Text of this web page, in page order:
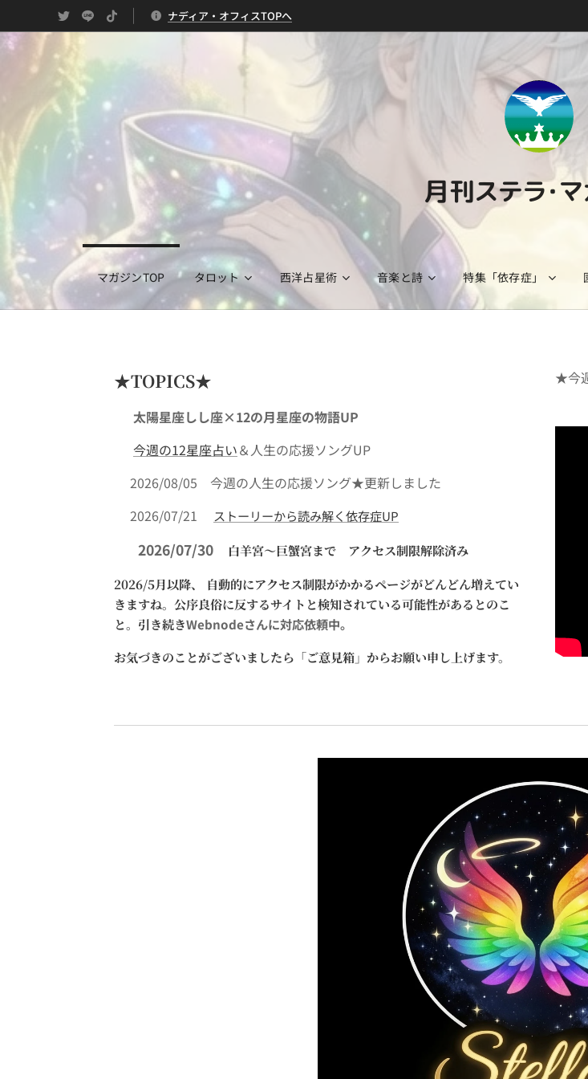
ナディア・オフィスTOPへ
月刊ステラ・
マガジンTOP タロット 西洋占星術 音楽と詩 特集「依存症」
★TOPICS★
🌟 太陽星座しし座×12の月星座の物語UP
今週の12星座占い＆人生の応援ソングUP
🎶2026/08/05 今週の人生の応援ソング★更新しました
📖2026/07/21
ストーリーから読み解く依存症UP
⭐ 2026/07/30
白羊宮～巨蟹宮まで アクセス制限解除済み
2026/5月以降、 自動的にアクセス制限がかかるページがどんどん増えてい
きますね。公序良俗に反するサイトと検知されている可能性があるとのこ
と。引き続きWebnodeさんに対応依頼中。
お気づきのことがございましたら「ご意見箱」からお願い申し上げます。
★今